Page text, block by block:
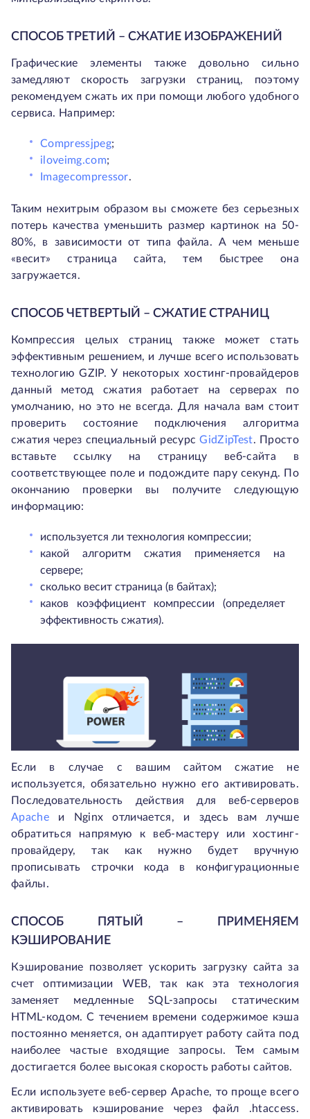
СПОСОБ ТРЕТИЙ – СЖАТИЕ ИЗОБРАЖЕНИЙ
Графические элементы также довольно сильно
замедляют скорость загрузки страниц, поэтому
рекомендуем сжать их при помощи любого удобного
сервиса. Например:
Compressjpeg;
iloveimg.com;
Imagecompressor.
Таким нехитрым образом вы сможете без серьезных
потерь качества уменьшить размер картинок на 50-
80%, в зависимости от типа файла. А чем меньше
«весит» страница сайта, тем быстрее она
загружается.
СПОСОБ ЧЕТВЕРТЫЙ – СЖАТИЕ СТРАНИЦ
Компрессия целых страниц также может стать
эффективным решением, и лучше всего использовать
технологию GZIP. У некоторых хостинг-провайдеров
данный метод сжатия работает на серверах по
умолчанию, но это не всегда. Для начала вам стоит
проверить состояние подключения алгоритма
сжатия через специальный ресурсGidZipTest. Просто
вставьте ссылку на страницу веб-сайта в
соответствующее поле и подождите пару секунд. По
окончанию проверки вы получите следующую
информацию:
используется ли технология компрессии;
какой алгоритм сжатия применяется на
сервере;
сколько весит страница (в байтах);
каков коэффициент компрессии (определяет
эффективность сжатия).
Если в случае с вашим сайтом сжатие не
используется, обязательно нужно его активировать.
Последовательность действия для веб-серверов
Apacheи Nginx отличается, и здесь вам лучше
обратиться напрямую к веб-мастеру или хостинг-
провайдеру, так как нужно будет вручную
прописывать строчки кода в конфигурационные
файлы.
СПОСОБ ПЯТЫЙ – ПРИМЕНЯЕМ
КЭШИРОВАНИЕ
Кэширование позволяет ускорить загрузку сайта за
счет оптимизации WEB, так как эта технология
заменяет медленные SQL-запросы статическим
HTML-кодом. С течением времени содержимое кэша
постоянно меняется, он адаптирует работу сайта под
наиболее частые входящие запросы. Тем самым
достигается более высокая скорость работы сайтов.
Если используете веб-сервер Apache, то проще всего
активировать кэширование через файл .htaccess.